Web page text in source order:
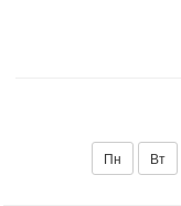
Пн Вт